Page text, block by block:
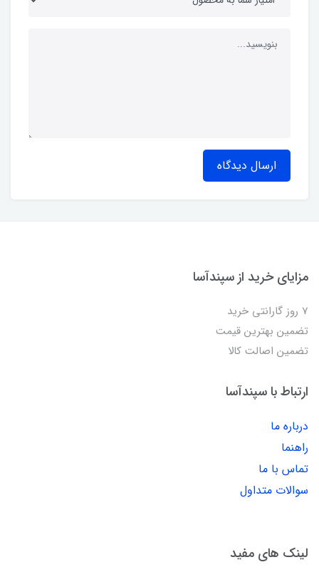
ارسال دیدگاه
مزایای خرید از سپندآسا
7 روز گارانتی خرید
تضمین بهترین قیمت
تضمین اصالت کالا
ارتباط با سپندآسا
درباره ما
راهنما
تماس با ما
سوالات متداول
لینک های مفید